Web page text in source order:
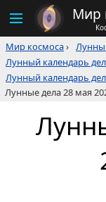
Мир
Мир космоса›
Лунный календарь
Лунный календарь
Лунные дела 28 мая